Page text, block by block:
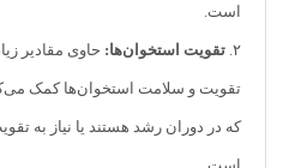
سلامت عمومی بدن و حافظه موثر است.
ضداکسیدان قوی: حاوی مقادیر
مقابلت با آسیب‌های اکسیداتیو و
است.
۲. تقویت استخوان‌ها: حاوی مقادیر
تقویت و سلامت استخوان‌ها کمک
که در دوران رشد هستند یا نیاز به